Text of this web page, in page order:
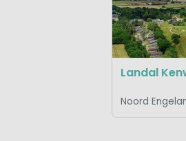
Landal